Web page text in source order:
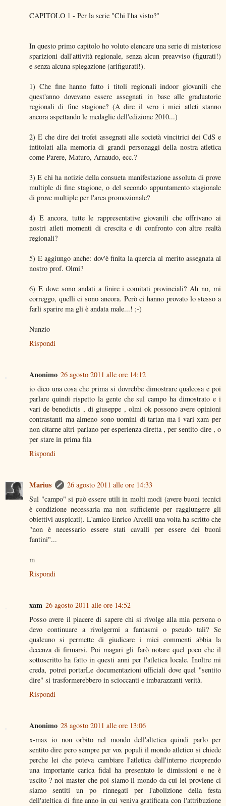
CAPITOLO 1 - Per la serie "Chi l'ha visto?"
In questo primo capitolo ho voluto elencare una serie di misteriose
sparizioni dall'attività regionale, senza alcun preavviso (figurati!)
e senza alcuna spiegazione (arifigurati!).
1) Che fine hanno fatto i titoli regionali indoor giovanili che
quest'anno dovevano essere assegnati in base alle graduatorie
regionali di fine stagione? (A dire il vero i miei atleti stanno
ancora aspettando le medaglie dell'edizione 2010...)
2) E che dire dei trofei assegnati alle società vincitrici dei CdS e
intitolati alla memoria di grandi personaggi della nostra atletica
come Parere, Maturo, Arnaudo, ecc.?
3) E chi ha notizie della consueta manifestazione assoluta di prove
multiple di fine stagione, o del secondo appuntamento stagionale
di prove multiple per l'area promozionale?
4) E ancora, tutte le rappresentative giovanili che offrivano ai
nostri atleti momenti di crescita e di confronto con altre realtà
regionali?
5) E aggiungo anche: dov'è finita la quercia al merito assegnata al
nostro prof. Olmi?
6) E dove sono andati a finire i comitati provinciali? Ah no, mi
correggo, quelli ci sono ancora. Però ci hanno provato lo stesso a
farli sparire ma gli è andata male...! ;-)
Nunzio
Rispondi
Anonimo 26 agosto 2011 alle ore 14:12
io dico una cosa che prima si dovrebbe dimostrare qualcosa e poi
parlare quindi rispetto la gente che sul campo ha dimostrato e i
vari de benedictis , di giuseppe , olmi ok possono avere opinioni
contrastanti ma almeno sono uomini di tartan ma i vari xam per
non citarne altri parlano per esperienza diretta , per sentito dire , o
per stare in prima fila
Rispondi
Marius
26 agosto 2011 alle ore 14:33
Sul "campo" si può essere utili in molti modi (avere buoni tecnici
è condizione necessaria ma non sufficiente per raggiungere gli
obiettivi auspicati). L'amico Enrico Arcelli una volta ha scritto che
"non è necessario essere stati cavalli per essere dei buoni
fantini"...
m
Rispondi
xam 26 agosto 2011 alle ore 14:52
Posso avere il piacere di sapere chi si rivolge alla mia persona o
devo continuare a rivolgermi a fantasmi o pseudo tali? Se
qualcuno si permette di giudicare i miei commenti abbia la
decenza di firmarsi. Poi magari gli farò notare quel poco che il
sottoscritto ha fatto in questi anni per l'atletica locale. Inoltre mi
creda, potrei portarLe documentazioni ufficiali dove quel "sentito
dire" si trasformerebbero in scioccanti e imbarazzanti verità.
Rispondi
Anonimo 28 agosto 2011 alle ore 13:06
x-max io non orbito nel mondo dell'altetica quindi parlo per
sentito dire pero sempre per vox populi il mondo atletico si chiede
perche lei che poteva cambiare l'atletica dall'interno ricoprendo
una importante carica fidal ha presentato le dimissioni e ne è
uscito ? noi master che poi siamo il mondo da cui lei proviene ci
siamo sentiti un po rinnegati per l'abolizione della festa
dell'ateltica di fine anno in cui veniva gratificata con l'attribuzione